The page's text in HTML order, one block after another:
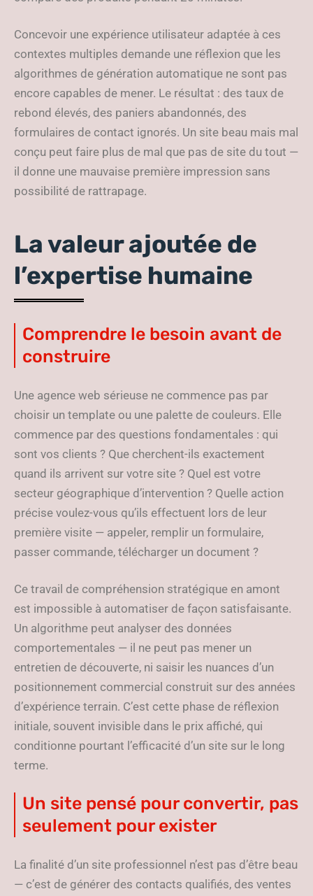
Concevoir une expérience utilisateur adaptée à ces
contextes multiples demande une réflexion que les
algorithmes de génération automatique ne sont pas
encore capables de mener. Le résultat : des taux de
rebond élevés, des paniers abandonnés, des
formulaires de contact ignorés. Un site beau mais mal
conçu peut faire plus de mal que pas de site du tout —
il donne une mauvaise première impression sans
possibilité de rattrapage.
La valeur ajoutée de
l’expertise humaine
Comprendre le besoin avant de
construire
Une agence web sérieuse ne commence pas par
choisir un template ou une palette de couleurs. Elle
commence par des questions fondamentales : qui
sont vos clients ? Que cherchent-ils exactement
quand ils arrivent sur votre site ? Quel est votre
secteur géographique d’intervention ? Quelle action
précise voulez-vous qu’ils effectuent lors de leur
première visite — appeler, remplir un formulaire,
passer commande, télécharger un document ?
Ce travail de compréhension stratégique en amont
est impossible à automatiser de façon satisfaisante.
Un algorithme peut analyser des données
comportementales — il ne peut pas mener un
entretien de découverte, ni saisir les nuances d’un
positionnement commercial construit sur des années
d’expérience terrain. C’est cette phase de réflexion
initiale, souvent invisible dans le prix affiché, qui
conditionne pourtant l’efficacité d’un site sur le long
terme.
Un site pensé pour convertir, pas
seulement pour exister
La finalité d’un site professionnel n’est pas d’être beau
— c’est de générer des contacts qualifiés, des ventes